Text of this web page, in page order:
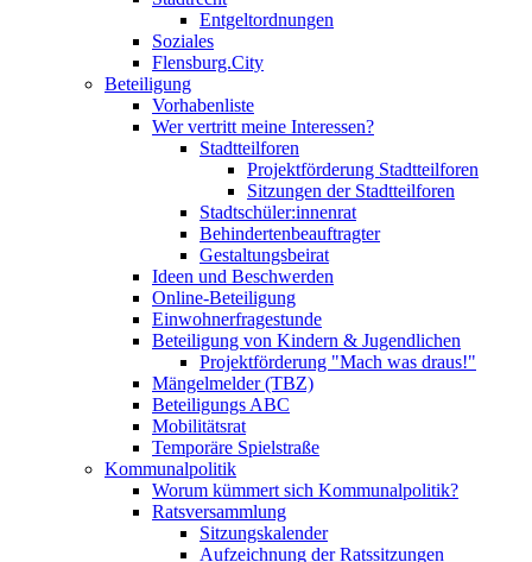
Entgeltordnungen
Soziales
Flensburg.City
Beteiligung
Vorhabenliste
Wer vertritt meine Interessen?
Stadtteilforen
Projektförderung Stadtteilforen
Sitzungen der Stadtteilforen
Stadtschüler:innenrat
Behindertenbeauftragter
Gestaltungsbeirat
Ideen und Beschwerden
Online-Beteiligung
Einwohnerfragestunde
Beteiligung von Kindern & Jugendlichen
Projektförderung "Mach was draus!"
Mängelmelder (TBZ)
Beteiligungs ABC
Mobilitätsrat
Temporäre Spielstraße
Kommunalpolitik
Worum kümmert sich Kommunalpolitik?
Ratsversammlung
Sitzungskalender
Aufzeichnung der Ratssitzungen